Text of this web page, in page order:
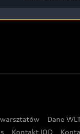
Dane
Kontakt IOD